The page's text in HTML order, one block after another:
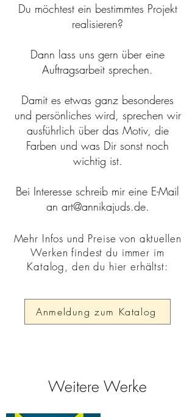
Du möchtest ein bestimmtes Projekt
realisieren?
Dann lass uns gern über eine
Auftragsarbeit sprechen.
Damit es etwas ganz besonderes
und persönliches wird, sprechen wir
ausführlich über das Motiv, die
Farben und was Dir sonst noch
wichtig ist.
Bei Interesse schreib mir eine E-Mail
an art@annikajuds.de.
Mehr Infos und Preise von aktuellen
Werken findest du immer im
Katalog, den du hier erhältst:
Anmeldung zum Katalog
Weitere Werke